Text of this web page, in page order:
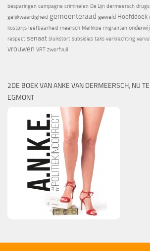
besparingen campagne criminelen De Lijn dermeersch drugs
gelijkwaardigheid gemeenteraad geweld Hoofddoek
kostprijs leefbaarheid meersch Melkkoe migranten
respect senaat sluikstort subsidies taks verkrachting
vrouwen VRT zwerfvuil
2DE BOEK VAN ANKE VAN DERMEERSCH, NU TE
EGMONT